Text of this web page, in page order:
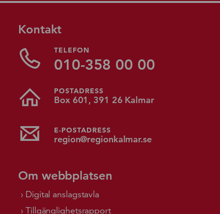
Kontakt
TELEFON
010-358 00 00
POSTADRESS
Box 601, 391 26 Kalmar
E-POSTADRESS
region@regionkalmar.se
Om webbplatsen
Digital anslagstavla
Tillgänglighetsrapport